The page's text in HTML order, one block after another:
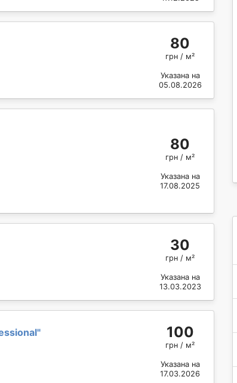
80
грн / м²
Указана на
05.08.2026
80
грн / м²
Указана на
17.08.2025
30
грн / м²
Указана на
13.03.2023
" 100
грн / м²
Указана на
17.03.2026